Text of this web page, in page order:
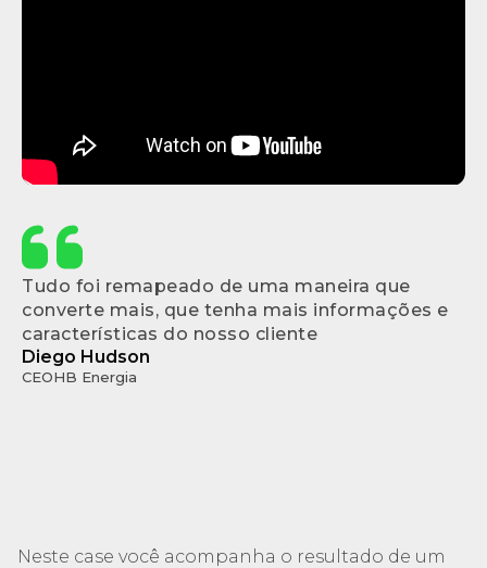
Tudo foi remapeado de uma maneira que
converte mais, que tenha mais informações e
características do nosso cliente
Diego Hudson
CEOHB Energia
Neste case você acompanha o resultado de um